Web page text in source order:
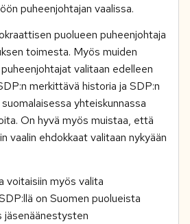
puheenjohtajan vaalissa.
puolueen puheenjohtaja
toimesta. Myös muiden
valitaan edelleen
merkittävä historia ja SDP:n
yhteiskunnassa
On hyvä myös muistaa, että
vaalin ehdokkaat valitaan nykyään
voitaisiin myös valita
on Suomen puolueista
jäsenäänestysten